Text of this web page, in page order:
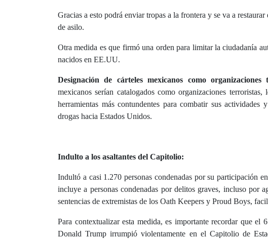
Gracias a esto podrá enviar tropas a la frontera y se va a
de asilo.
Otra medida es que firmó una orden para limitar la ciudadanía
nacidos en EE.UU.
Designación de cárteles mexicanos como organizaciones
mexicanos serían catalogados como organizaciones
herramientas más contundentes para combatir sus
drogas hacia Estados Unidos.
Indulto a los asaltantes del Capitolio:
Indultó a casi 1.270 personas condenadas por su participación
incluye a personas condenadas por delitos graves, incluso por
sentencias de extremistas de los Oath Keepers y Proud Boys,
Para contextualizar esta medida, es importante recordar que el
Donald Trump irrumpió violentamente en el Capitolio de